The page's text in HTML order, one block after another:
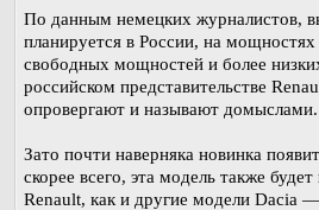
По данным немецких журналистов,
планируется в России, на
свободных мощностей и более
российском представительстве
опровергают и называют домыслами.
Зато почти наверняка новинка
скорее всего, эта модель также
Renault, как и другие модели Dacia